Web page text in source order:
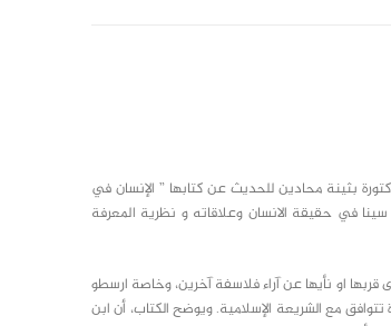
بثينة محادين للحديث عن كتابها ” الإنسان في
في حقيقة الانسان وعلاقاته و نظرية المعرفة
قربها او نأيها عن آراء فلاسفة آخرين، وخاصة ارسطو
مع الشريعة الإسلامية. ويوضح الكتاب، أن ابن